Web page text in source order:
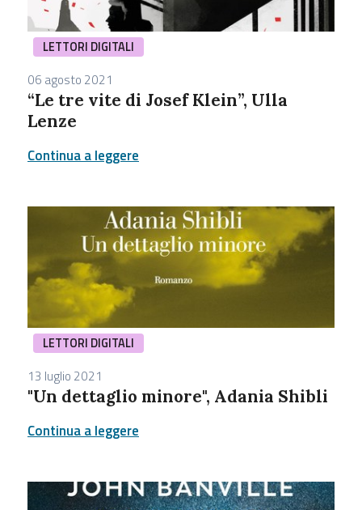
LETTORI DIGITALI
06 agosto 2021
“Le tre vite di Josef Klein”, Ulla
Lenze
Continua a leggere
LETTORI DIGITALI
13 luglio 2021
"Un dettaglio minore", Adania Shibli
Continua a leggere